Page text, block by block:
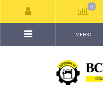
МЕНЮ
0